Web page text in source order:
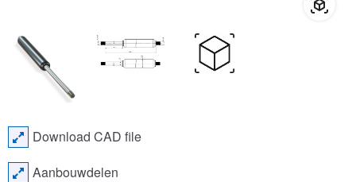
Download CAD file
Aanbouwdelen